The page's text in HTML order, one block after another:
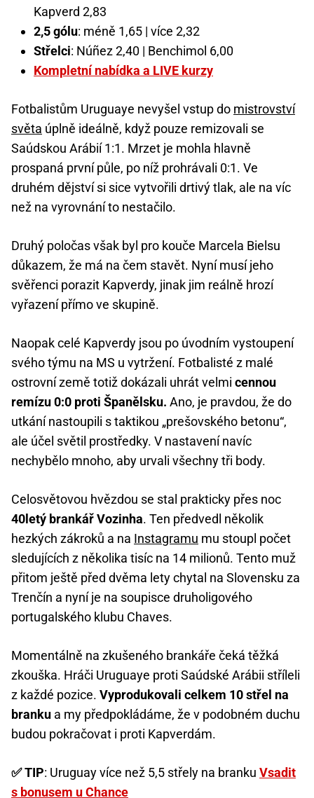
Kapverd 2,83
2,5 gólu: méně 1,65 | více 2,32
Střelci: Núñez 2,40 | Benchimol 6,00
Kompletní nabídka a LIVE kurzy
Fotbalistům Uruguaye nevyšel vstup do mistrovství
světa úplně ideálně, když pouze remizovali se
Saúdskou Arábií 1:1. Mrzet je mohla hlavně
prospaná první půle, po níž prohrávali 0:1. Ve
druhém dějství si sice vytvořili drtivý tlak, ale na víc
než na vyrovnání to nestačilo.
Druhý poločas však byl pro kouče Marcela Bielsu
důkazem, že má na čem stavět. Nyní musí jeho
svěřenci porazit Kapverdy, jinak jim reálně hrozí
vyřazení přímo ve skupině.
Naopak celé Kapverdy jsou po úvodním vystoupení
svého týmu na MS u vytržení. Fotbalisté z malé
ostrovní země totiž dokázali uhrát velmi cennou
remízu 0:0 proti Španělsku. Ano, je pravdou, že do
utkání nastoupili s taktikou „prešovského betonu“,
ale účel světil prostředky. V nastavení navíc
nechybělo mnoho, aby urvali všechny tři body.
Celosvětovou hvězdou se stal prakticky přes noc
40letý brankář Vozinha. Ten předvedl několik
hezkých zákroků a na Instagramu mu stoupl počet
sledujících z několika tisíc na 14 milionů. Tento muž
přitom ještě před dvěma lety chytal na Slovensku za
Trenčín a nyní je na soupisce druholigového
portugalského klubu Chaves.
Momentálně na zkušeného brankáře čeká těžká
zkouška. Hráči Uruguaye proti Saúdské Arábii stříleli
z každé pozice. Vyprodukovali celkem 10 střel na
branku a my předpokládáme, že v podobném duchu
budou pokračovat i proti Kapverdám.
✅ TIP: Uruguay více než 5,5 střely na branku Vsadit
s bonusem u Chance